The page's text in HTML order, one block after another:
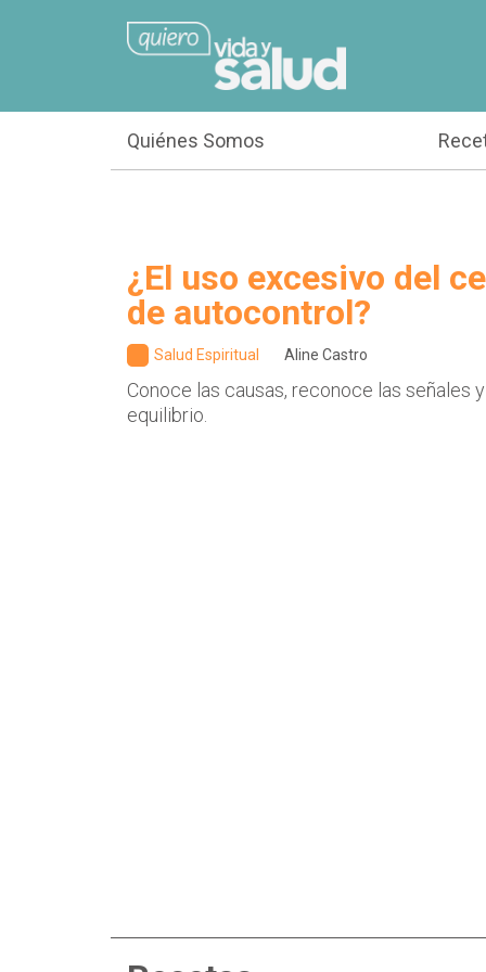
Quiénes Somos
¿El uso excesivo del
de autocontrol?
Salud Espiritual Aline Castro
Conoce las causas, reconoce las señales
equilibrio.